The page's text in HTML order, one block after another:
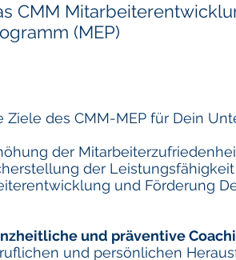
CMM
(MEP)
Ziele des CMM-MEP für Dein
der
der Leistungsfähigkeit
und Förderung
und präventive
und persönlichen